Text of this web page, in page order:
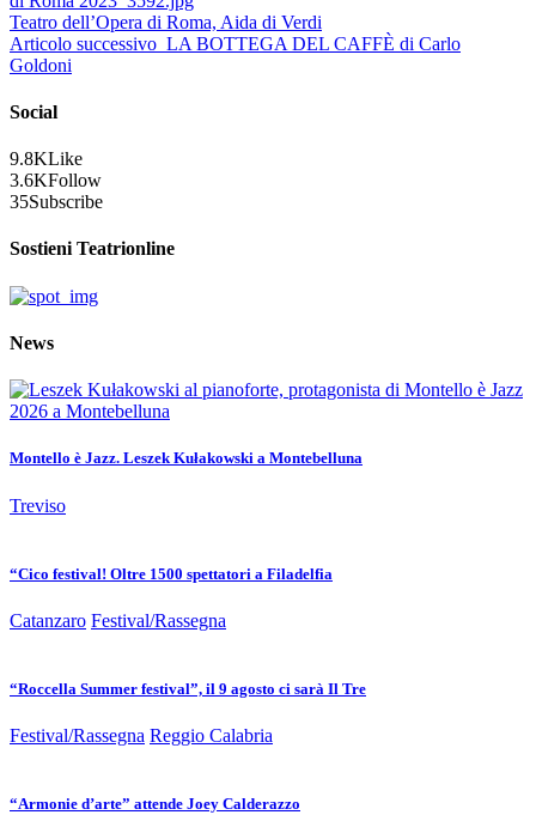
Teatro dell’Opera di Roma, Aida di Verdi
Articolo successivo LA BOTTEGA DEL CAFFÈ di Carlo
Goldoni
Social
9.8KLike
3.6KFollow
35Subscribe
Sostieni Teatrionline
News
Montello è Jazz. Leszek Kułakowski a Montebelluna
Treviso
“Cico festival! Oltre 1500 spettatori a Filadelfia
Catanzaro Festival/Rassegna
“Roccella Summer festival”, il 9 agosto ci sarà Il Tre
Festival/Rassegna Reggio Calabria
“Armonie d’arte” attende Joey Calderazzo